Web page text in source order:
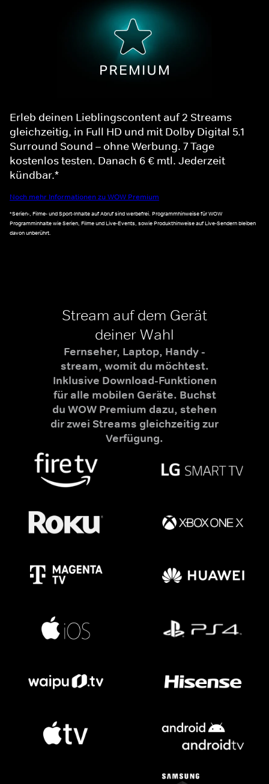
Erleb deinen Lieblingscontent auf 2 Streams
gleichzeitig, in Full HD und mit Dolby Digital 5.1
Surround Sound – ohne Werbung. 7 Tage
kostenlos testen. Danach 6 € mtl. Jederzeit
kündbar.*
Noch mehr Informationen zu WOW Premium
*Serien-, Filme- und Sport-Inhalte auf Abruf sind werbefrei. Programmhinweise für WOW
Programminhalte wie Serien, Filme und Live-Events, sowie Produkthinweise auf Live-Sendern bleiben
davon unberührt.
Stream auf dem Gerät
deiner Wahl
Fernseher, Laptop, Handy -
stream, womit du möchtest.
Inklusive Download-Funktionen
für alle mobilen Geräte. Buchst
du WOW Premium dazu, stehen
dir zwei Streams gleichzeitig zur
Verfügung.